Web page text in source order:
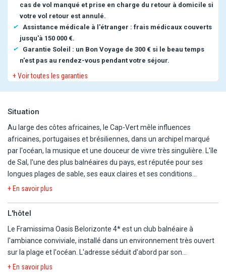
cas de vol manqué et prise en charge du retour à domicile si
votre vol retour est annulé.
Assistance médicale à l'étranger : frais médicaux couverts
jusqu'à 150 000 €.
Garantie Soleil : un Bon Voyage de 300 € si le beau temps
n'est pas au rendez-vous pendant votre séjour.
+ Voir toutes les garanties
Situation
Au large des côtes africaines, le Cap-Vert mêle influences
africaines, portugaises et brésiliennes, dans un archipel marqué
par l'océan, la musique et une douceur de vivre très singulière. L'île
de Sal, l'une des plus balnéaires du pays, est réputée pour ses
longues plages de sable, ses eaux claires et ses conditions
favorables aux sports nautiques.
Le Framissima Oasis Belorizonte 4* se situe au sud de l'île,
connues du Cap-Vert. Le cadre est résolument tourné vers la mer,
avec la plage en accès direct et le village de Santa Maria à
seulement 300 m, pratique pour rejoindre à pied commerces, bars
et restaurants.
+ En savoir plus
L'hôtel
Le Framissima Oasis Belorizonte 4* est un club balnéaire à
l'ambiance conviviale, installé dans un environnement très ouvert
sur la plage et l'océan. L'adresse séduit d'abord par son
emplacement : ici, la vie du séjour s'organise naturellement entre
+ En savoir plus